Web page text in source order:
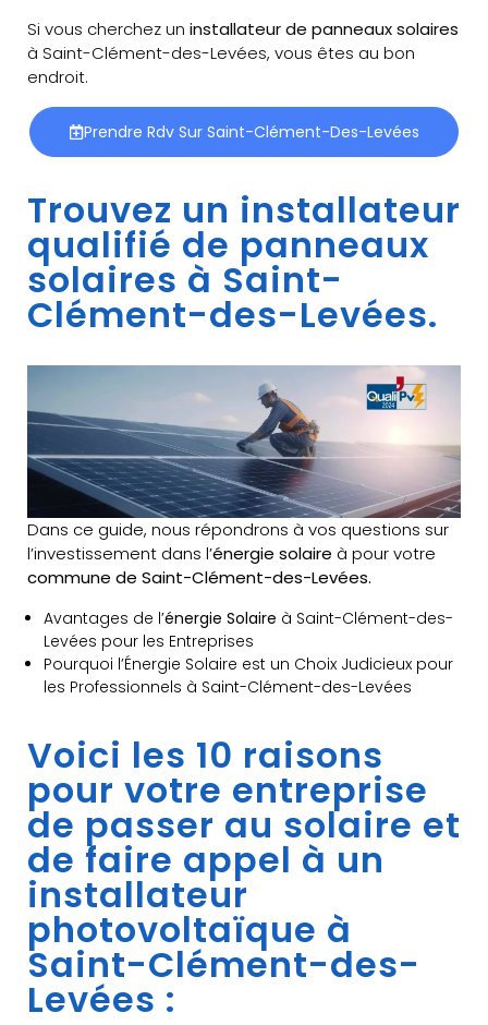
Si vous cherchez un installateur de panneaux solaires
à Saint-Clément-des-Levées, vous êtes au bon
endroit.
Prendre Rdv Sur Saint-Clément-Des-Levées
Trouvez un installateur
qualifié de panneaux
solaires à Saint-
Clément-des-Levées.
Dans ce guide, nous répondrons à vos questions sur
l’investissement dans l’énergie solaire à pour votre
commune de Saint-Clément-des-Levées.
Avantages de l’énergie Solaire à Saint-Clément-des-
Levées pour les Entreprises
Pourquoi l’Énergie Solaire est un Choix Judicieux pour
les Professionnels à Saint-Clément-des-Levées
Voici les 10 raisons
pour votre entreprise
de passer au solaire et
de faire appel à un
installateur
photovoltaïque à
Saint-Clément-des-
Levées :